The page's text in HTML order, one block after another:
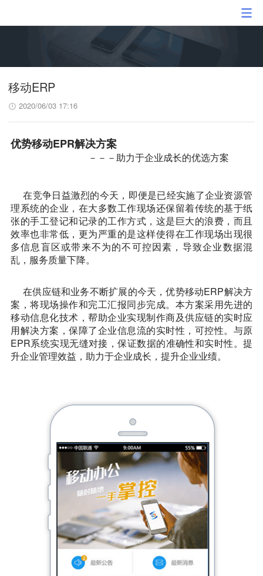
移动ERP
2020/06/03 17:16
优势移动EPR解决方案
－－－助力于企业成长的优选方案
在竞争日益激烈的今天，即便是已经实施了企业资源管
理系统的企业，在大多数工作现场还保留着传统的基于纸
张的手工登记和记录的工作方式，这是巨大的浪费，而且
效率也非常低，更为严重的是这样使得在工作现场出现很
多信息盲区或带来不为的不可控因素，导致企业数据混
乱，服务质量下降。
在供应链和业务不断扩展的今天，优势移动ERP解决方
案，将现场操作和完工汇报同步完成。本方案采用先进的
移动信息化技术，帮助企业实现制作商及供应链的实时应
用解决方案，保障了企业信息流的实时性，可控性。与原
EPR系统实现无缝对接，保证数据的准确性和实时性。提
升企业管理效益，助力于企业成长，提升企业业绩。